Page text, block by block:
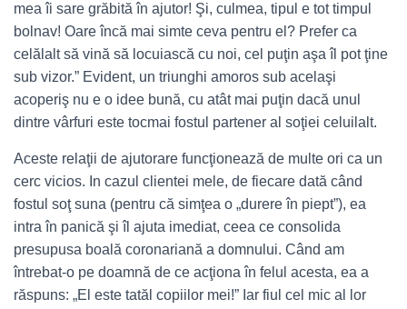
mea îi sare grăbită în ajutor! Şi, culmea, tipul e tot timpul
bolnav! Oare încă mai simte ceva pentru el? Prefer ca
celălalt să vină să locuiască cu noi, cel puţin aşa îl pot ţine
sub vizor.” Evident, un triunghi amoros sub acelaşi
acoperiş nu e o idee bună, cu atât mai puţin dacă unul
dintre vârfuri este tocmai fostul partener al soţiei celuilalt.
Aceste relaţii de ajutorare funcţionează de multe ori ca un
cerc vicios. In cazul clientei mele, de fiecare dată când
fostul soţ suna (pentru că simţea o „durere în piept”), ea
intra în panică şi îl ajuta imediat, ceea ce consolida
presupusa boală coronariană a domnului. Când am
întrebat-o pe doamnă de ce acţiona în felul acesta, ea a
răspuns: „El este tatăl copiilor mei!” Iar fiul cel mic al lor